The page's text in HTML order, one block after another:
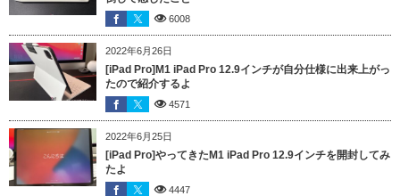
6008
2022年6月26日
[iPad Pro]M1 iPad Pro 12.9インチが自分仕様に出来上がっ
たので紹介するよ
4571
2022年6月25日
[iPad Pro]やってきたM1 iPad Pro 12.9インチを開封してみ
たよ
4447